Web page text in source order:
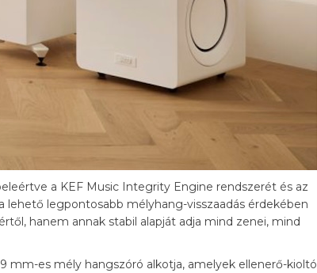
a KEF Music Integrity Engine rendszerét és az
legpontosabb mélyhang-visszaadás érdekében
hanem annak stabil alapját adja mind zenei, mind
mm-es mély hangszóró alkotja, amelyek ellenerő-kioltó